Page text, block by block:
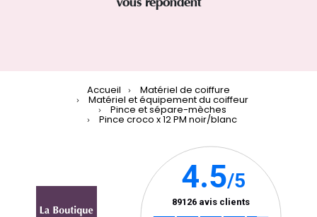
Accueil Matériel de coiffure
Matériel et équipement du coiffeur
Pince et sépare-mèches
Pince croco x 12 PM noir/blanc